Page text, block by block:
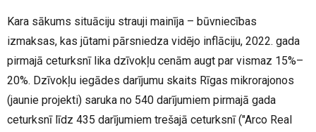
Kara sākums situāciju strauji mainīja – būvniecības
izmaksas, kas jūtami pārsniedza vidējo inflāciju, 2022. gada
pirmajā ceturksnī lika dzīvokļu cenām augt par vismaz 15%–
20%. Dzīvokļu iegādes darījumu skaits Rīgas mikrorajonos
(jaunie projekti) saruka no 540 darījumiem pirmajā gada
ceturksnī līdz 435 darījumiem trešajā ceturksnī ("Arco Real